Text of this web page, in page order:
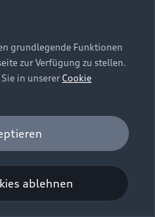
Act
Abbildungen auf dieser
grundlegende Funktionen
zur Verfügung zu stellen.
in unsererCookie
Informationen
wird (z. B.
Diese Cookies
verwendet.
ablehnen